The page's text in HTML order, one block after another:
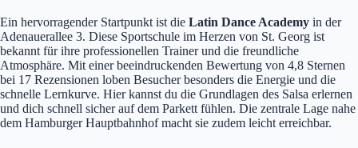
Ein hervorragender Startpunkt ist die Latin Dance Academy in der
Adenauerallee 3. Diese Sportschule im Herzen von St. Georg ist
bekannt für ihre professionellen Trainer und die freundliche
Atmosphäre. Mit einer beeindruckenden Bewertung von 4,8 Sternen
bei 17 Rezensionen loben Besucher besonders die Energie und die
schnelle Lernkurve. Hier kannst du die Grundlagen des Salsa erlernen
und dich schnell sicher auf dem Parkett fühlen. Die zentrale Lage nahe
dem Hamburger Hauptbahnhof macht sie zudem leicht erreichbar.